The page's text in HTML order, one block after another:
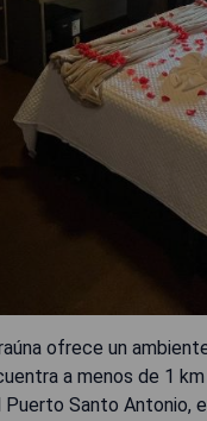
ofrece un
a menos de 1
Santo Antonio,